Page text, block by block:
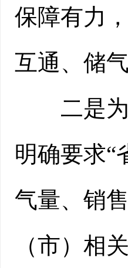
保障有力
互通、储
二是为
明确要求“
气量、销
（市）相